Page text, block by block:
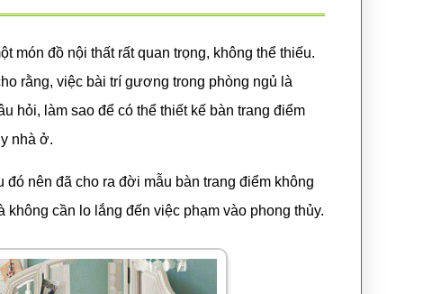
món đồ nội thất rất quan trọng, không thể thiếu.
rằng, việc bài trí gương trong phòng ngủ là
hỏi, làm sao để có thể thiết kế bàn trang điểm
nhà ở.
nên đã cho ra đời mẫu bàn trang điểm không
cần lo lắng đến việc phạm vào phong thủy.